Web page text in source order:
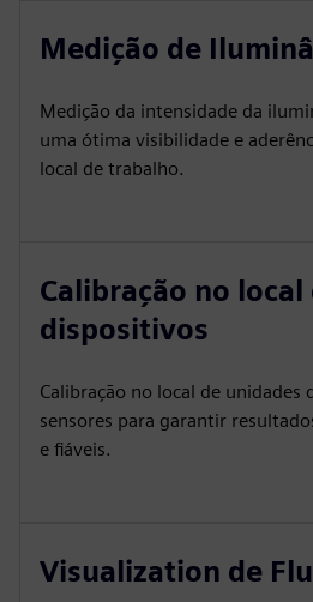
Medição de
Medição da intensidade da
uma ótima visibilidade e
local de trabalho.
Calibração no local
dispositivos
Calibração no local de unidades
sensores para garantir
e fiáveis.
Visualization de